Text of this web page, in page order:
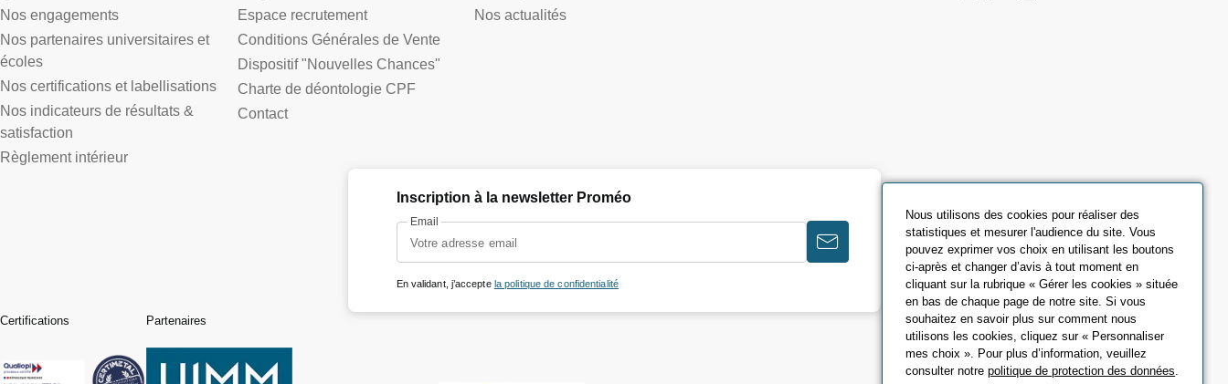
Nos engagements
Nos partenaires universitaires et
écoles
Nos certifications et labellisations
Nos indicateurs de résultats &
satisfaction
Règlement intérieur
Espace recrutement
Conditions Générales de Vente
Dispositif "Nouvelles Chances"
Charte de déontologie CPF
Contact
Nos actualités
Inscription à la newsletter Proméo
Email
En validant, j’accepte la politique de confidentialité
Certifications Partenaires
Nous utilisons des cookies pour réaliser des
statistiques et mesurer l'audience du site. Vous
pouvez exprimer vos choix en utilisant les boutons
ci-après et changer d’avis à tout moment en
cliquant sur la rubrique « Gérer les cookies » située
en bas de chaque page de notre site. Si vous
souhaitez en savoir plus sur comment nous
utilisons les cookies, cliquez sur « Personnaliser
mes choix ». Pour plus d’information, veuillez
consulter notrepolitique de protection des données.